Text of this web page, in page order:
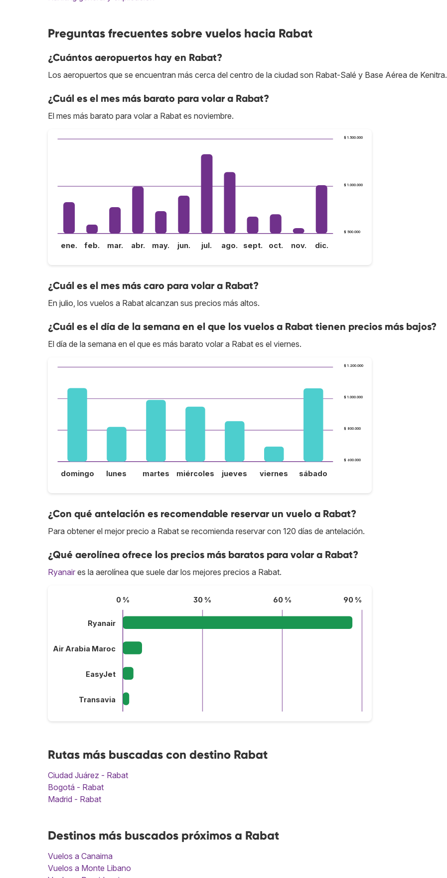
Preguntas frecuentes sobre vuelos hacia Rabat
¿Cuántos aeropuertos hay en Rabat?
Los aeropuertos que se encuentran más cerca del centro de la ciudad son Rabat-Salé y Base Aérea de Kenitra.
¿Cuál es el mes más barato para volar a Rabat?
El mes más barato para volar a Rabat es noviembre.
$ 500.000
$ 1.000.000
$ 1.500.000
ene. feb. mar. abr. may. jun. jul. ago. sept. oct. nov. dic.
¿Cuál es el mes más caro para volar a Rabat?
En julio, los vuelos a Rabat alcanzan sus precios más altos.
¿Cuál es el día de la semana en el que los vuelos a Rabat tienen precios más bajos?
El día de la semana en el que es más barato volar a Rabat es el viernes.
$ 600.000
$ 800.000
$ 1.000.000
$ 1.200.000
domingo lunes martes miércoles jueves viernes sábado
¿Con qué antelación es recomendable reservar un vuelo a Rabat?
Para obtener el mejor precio a Rabat se recomienda reservar con 120 días de antelación.
¿Qué aerolínea ofrece los precios más baratos para volar a Rabat?
Ryanair es la aerolínea que suele dar los mejores precios a Rabat.
0 % 30 % 60 % 90 %
Ryanair
Air Arabia Maroc
EasyJet
Transavia
Rutas más buscadas con destino Rabat
Ciudad Juárez - Rabat
Bogotá - Rabat
Madrid - Rabat
Destinos más buscados próximos a Rabat
Vuelos a Canaima
Vuelos a Monte Libano